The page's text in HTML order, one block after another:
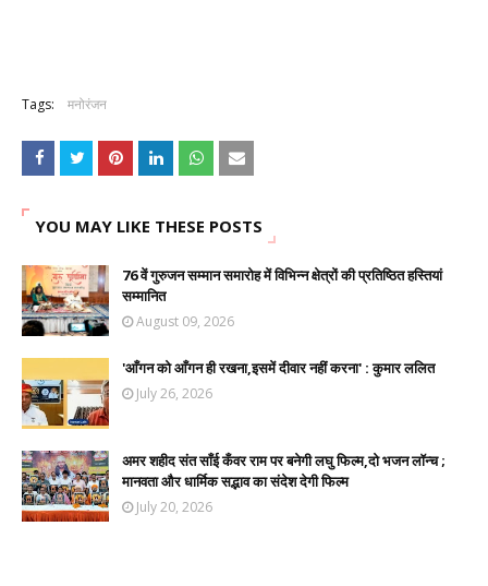
Tags: मनोरंजन
YOU MAY LIKE THESE POSTS
76 वें गुरुजन सम्मान समारोह में विभिन्न क्षेत्रों की प्रतिष्ठित हस्तियां
सम्मानित
August 09, 2026
'आँगन को आँगन ही रखना,इसमें दीवार नहीं करना' : कुमार ललित
July 26, 2026
अमर शहीद संत साँई कँवर राम पर बनेगी लघु फिल्म,दो भजन लॉन्च ;
मानवता और धार्मिक सद्भाव का संदेश देगी फिल्म
July 20, 2026